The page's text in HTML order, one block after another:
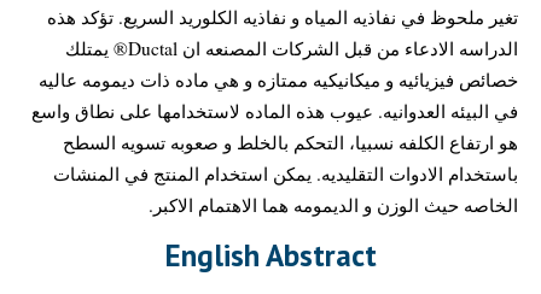
تغير ملحوظ في نفاذيه المياه و نفاذيه الكلوريد السريع. تؤكد هذه
الدراسه الادعاء من قبل الشركات المصنعه ان Ductal® يمتلك
خصائص فيزيائيه و ميكانيكيه ممتازه و هي ماده ذات ديمومه عاليه
في البيئه العدوانيه. عيوب هذه الماده لاستخدامها على نطاق واسع
هو ارتفاع الكلفه نسبيا، التحكم بالخلط و صعوبه تسويه السطح
باستخدام الادوات التقليديه. يمكن استخدام المنتج في المنشات
الخاصه حيث الوزن و الديمومه هما الاهتمام الاكبر.
English Abstract